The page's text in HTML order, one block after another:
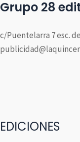
Grupo 28
c/Puentelarra 7 esc.
EDICIONES